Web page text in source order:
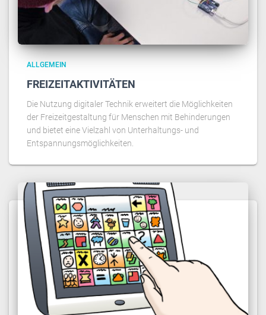
ALLGEMEIN
FREIZEITAKTIVITÄTEN
Die Nutzung digitaler Technik erweitert die Möglichkeiten
der Freizeitgestaltung für Menschen mit Behinderungen
und bietet eine Vielzahl von Unterhaltungs- und
Entspannungsmöglichkeiten.